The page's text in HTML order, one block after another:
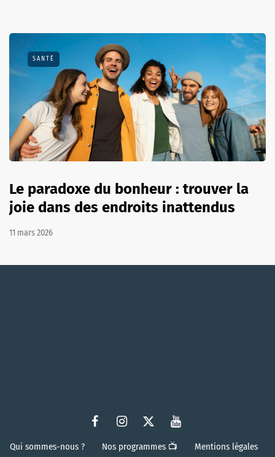
SANTÉ
Le paradoxe du bonheur : trouver la
joie dans des endroits inattendus
11 mars 2026
Qui sommes-nous ? Nos programmes 📺
Mentions légales